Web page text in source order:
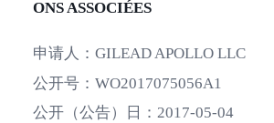
ONS ASSOCIÉES
申请人： GILEAD APOLLO LLC
公开号： WO2017075056A1
公开（公告）日： 2017-05-04